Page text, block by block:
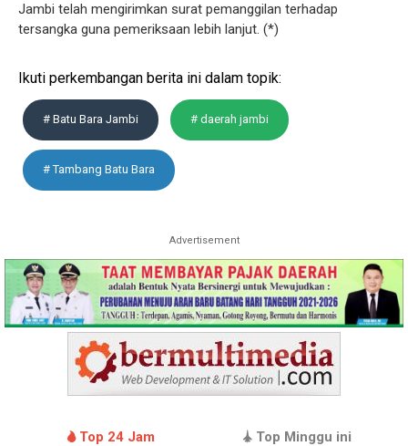
Jambi telah mengirimkan surat pemanggilan terhadap
tersangka guna pemeriksaan lebih lanjut. (*)
Ikuti perkembangan berita ini dalam topik:
# Batu Bara Jambi # daerah jambi
# Tambang Batu Bara
Advertisement
Top 24 Jam Top Minggu ini